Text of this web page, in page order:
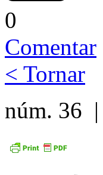
0
Comentar
< Tornar
núm. 36